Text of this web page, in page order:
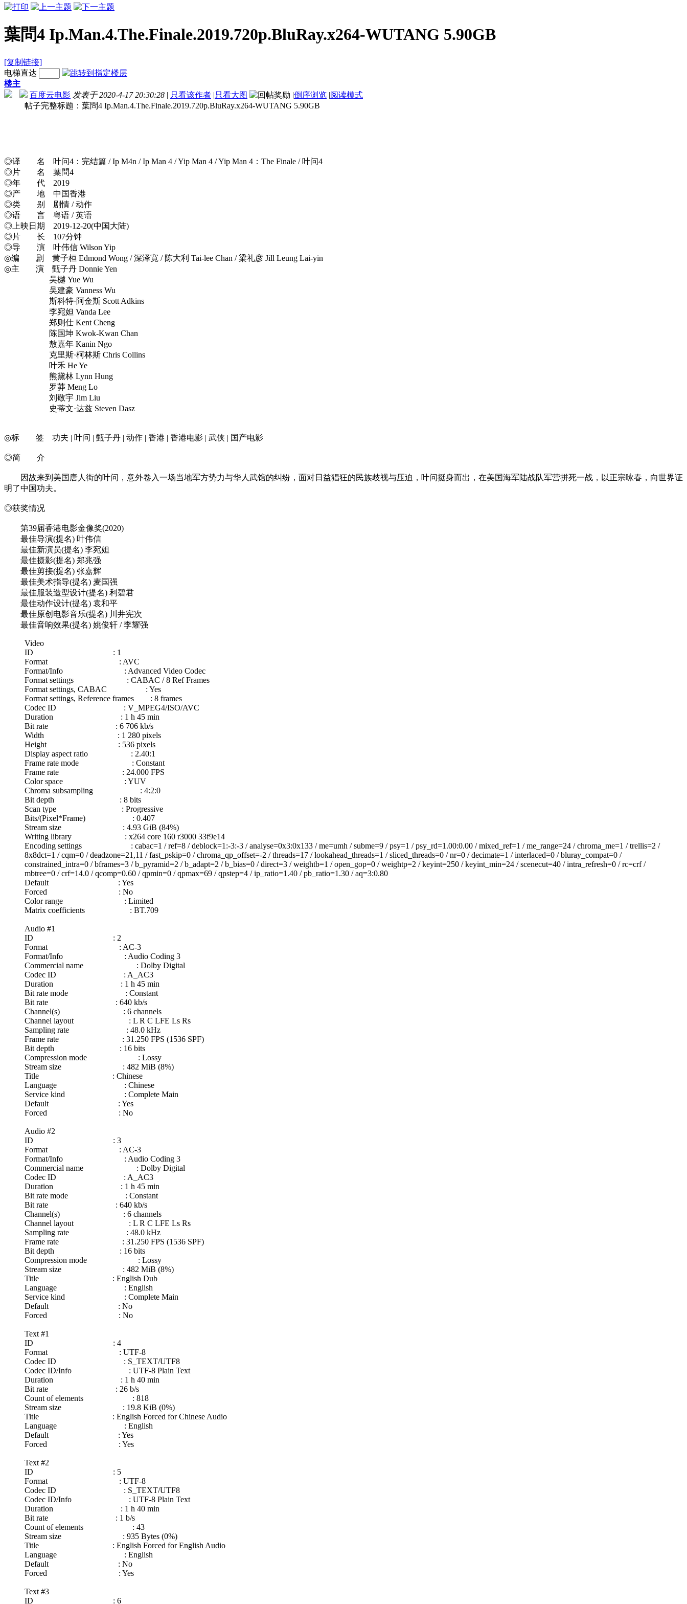
葉問4 Ip.Man.4.The.Finale.2019.720p.BluRay.x264-WUTANG 5.90GB
[复制链接]
电梯直达
楼主
百度云电影 发表于 2020-4-17 20:30:28 | 只看该作者 |只看大图 |倒序浏览 |阅读模式
帖子完整标题：葉問4 Ip.Man.4.The.Finale.2019.720p.BluRay.x264-WUTANG 5.90GB
◎译 名 叶问4：完结篇 / Ip M4n / Ip Man 4 / Yip Man 4 / Yip Man 4：The Finale / 叶问4
◎片 名 葉問4
◎年 代 2019
◎产 地 中国香港
◎类 别 剧情 / 动作
◎语 言 粤语 / 英语
◎上映日期 2019-12-20(中国大陆)
◎片 长 107分钟
◎导 演 叶伟信 Wilson Yip
◎编 剧 黄子桓 Edmond Wong / 深泽寛 / 陈大利 Tai-lee Chan / 梁礼彦 Jill Leung Lai-yin
◎主 演 甄子丹 Donnie Yen
吴樾 Yue Wu
吴建豪 Vanness Wu
斯科特·阿金斯 Scott Adkins
李宛妲 Vanda Lee
郑则仕 Kent Cheng
陈国坤 Kwok-Kwan Chan
敖嘉年 Kanin Ngo
克里斯·柯林斯 Chris Collins
叶禾 He Ye
熊黛林 Lynn Hung
罗莽 Meng Lo
刘敬宇 Jim Liu
史蒂文·达兹 Steven Dasz
◎标 签 功夫 | 叶问 | 甄子丹 | 动作 | 香港 | 香港电影 | 武侠 | 国产电影
◎简 介
因故来到美国唐人街的叶问，意外卷入一场当地军方势力与华人武馆的纠纷，面对日益猖狂的民族歧视与压迫，叶问挺身而出，在美国海军陆战队军营拼死一战，以正宗咏春，向世界证
明了中国功夫。
◎获奖情况
第39届香港电影金像奖(2020)
最佳导演(提名) 叶伟信
最佳新演员(提名) 李宛妲
最佳摄影(提名) 郑兆强
最佳剪接(提名) 张嘉辉
最佳美术指导(提名) 麦国强
最佳服装造型设计(提名) 利碧君
最佳动作设计(提名) 袁和平
最佳原创电影音乐(提名) 川井宪次
最佳音响效果(提名) 姚俊轩 / 李耀强
Video
ID : 1
Format : AVC
Format/Info : Advanced Video Codec
Format settings : CABAC / 8 Ref Frames
Format settings, CABAC : Yes
Format settings, Reference frames : 8 frames
Codec ID : V_MPEG4/ISO/AVC
Duration : 1 h 45 min
Bit rate : 6 706 kb/s
Width : 1 280 pixels
Height : 536 pixels
Display aspect ratio : 2.40:1
Frame rate mode : Constant
Frame rate : 24.000 FPS
Color space : YUV
Chroma subsampling : 4:2:0
Bit depth : 8 bits
Scan type : Progressive
Bits/(Pixel*Frame) : 0.407
Stream size : 4.93 GiB (84%)
Writing library : x264 core 160 r3000 33f9e14
Encoding settings : cabac=1 / ref=8 / deblock=1:-3:-3 / analyse=0x3:0x133 / me=umh / subme=9 / psy=1 / psy_rd=1.00:0.00 / mixed_ref=1 / me_range=24 / chroma_me=1 / trellis=2 /
8x8dct=1 / cqm=0 / deadzone=21,11 / fast_pskip=0 / chroma_qp_offset=-2 / threads=17 / lookahead_threads=1 / sliced_threads=0 / nr=0 / decimate=1 / interlaced=0 / bluray_compat=0 /
constrained_intra=0 / bframes=3 / b_pyramid=2 / b_adapt=2 / b_bias=0 / direct=3 / weightb=1 / open_gop=0 / weightp=2 / keyint=250 / keyint_min=24 / scenecut=40 / intra_refresh=0 / rc=crf /
mbtree=0 / crf=14.0 / qcomp=0.60 / qpmin=0 / qpmax=69 / qpstep=4 / ip_ratio=1.40 / pb_ratio=1.30 / aq=3:0.80
Default : Yes
Forced : No
Color range : Limited
Matrix coefficients : BT.709
Audio #1
ID : 2
Format : AC-3
Format/Info : Audio Coding 3
Commercial name : Dolby Digital
Codec ID : A_AC3
Duration : 1 h 45 min
Bit rate mode : Constant
Bit rate : 640 kb/s
Channel(s) : 6 channels
Channel layout : L R C LFE Ls Rs
Sampling rate : 48.0 kHz
Frame rate : 31.250 FPS (1536 SPF)
Bit depth : 16 bits
Compression mode : Lossy
Stream size : 482 MiB (8%)
Title : Chinese
Language : Chinese
Service kind : Complete Main
Default : Yes
Forced : No
Audio #2
ID : 3
Format : AC-3
Format/Info : Audio Coding 3
Commercial name : Dolby Digital
Codec ID : A_AC3
Duration : 1 h 45 min
Bit rate mode : Constant
Bit rate : 640 kb/s
Channel(s) : 6 channels
Channel layout : L R C LFE Ls Rs
Sampling rate : 48.0 kHz
Frame rate : 31.250 FPS (1536 SPF)
Bit depth : 16 bits
Compression mode : Lossy
Stream size : 482 MiB (8%)
Title : English Dub
Language : English
Service kind : Complete Main
Default : No
Forced : No
Text #1
ID : 4
Format : UTF-8
Codec ID : S_TEXT/UTF8
Codec ID/Info : UTF-8 Plain Text
Duration : 1 h 40 min
Bit rate : 26 b/s
Count of elements : 818
Stream size : 19.8 KiB (0%)
Title : English Forced for Chinese Audio
Language : English
Default : Yes
Forced : Yes
Text #2
ID : 5
Format : UTF-8
Codec ID : S_TEXT/UTF8
Codec ID/Info : UTF-8 Plain Text
Duration : 1 h 40 min
Bit rate : 1 b/s
Count of elements : 43
Stream size : 935 Bytes (0%)
Title : English Forced for English Audio
Language : English
Default : No
Forced : Yes
Text #3
ID : 6